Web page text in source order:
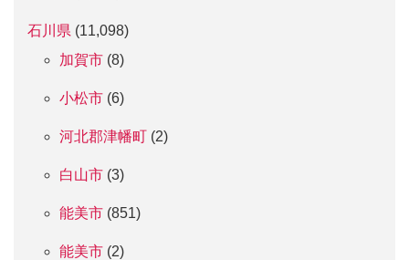
石川県 (11,098)
加賀市 (8)
小松市 (6)
河北郡津幡町 (2)
白山市 (3)
能美市 (851)
能美市 (2)